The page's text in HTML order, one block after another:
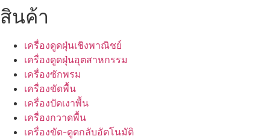
สินค้า
เครื่องดูดฝุ่นเชิงพาณิชย์
เครื่องดูดฝุ่นอุตสาหกรรม
เครื่องซักพรม
เครื่องขัดพื้น
เครื่องปัดเงาพื้น
เครื่องกวาดพื้น
เครื่องขัด-ดูดกลับอัตโนมัติ